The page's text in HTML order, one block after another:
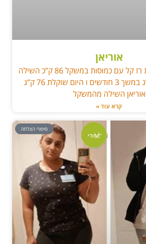
אוריאן
התחילה את שיטת רז קל עם כמוסות במשקל 86 ק”כ השילה
מהמשקל 10 ק”ג במשך 3 חודשים ו היום שוקלת 76 ק”ג
אוריאן השילה מהמשקל
קרא עוד »
סיפורי הצלחה